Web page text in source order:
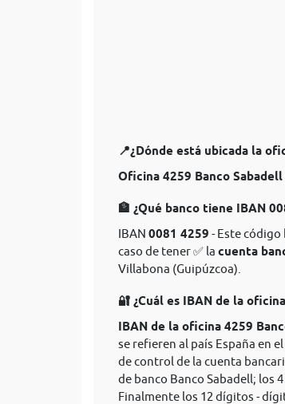
📍¿Dónde está ubicada la
Oficina 4259 Banco Sabadell
🏦 ¿Qué banco tiene IBAN
IBAN 0081 4259 - Este código
caso de tener ✅ la cuenta
Villabona (Guipúzcoa).
🔐 ¿Cuál es IBAN de la
IBAN de la oficina 4259
se refieren al país España en
de control de la cuenta
de banco Banco Sabadell; los
Finalmente los 12 dígitos -